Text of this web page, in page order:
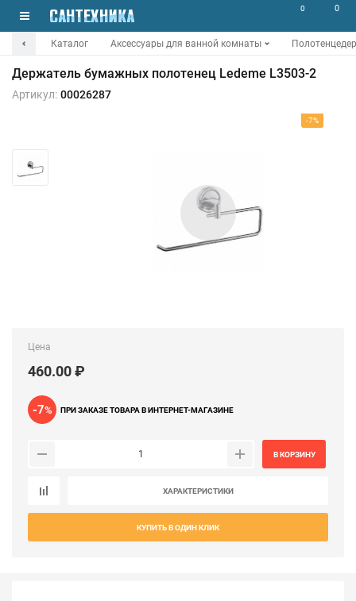
0 0
Каталог Аксессуары для ванной комнаты
Держатель бумажных полотенец Ledeme L3503-2
Артикул: 00026287
-7%
Цена
460.00 ₽
-7% ПРИ ЗАКАЗЕ ТОВАРА В ИНТЕРНЕТ-МАГАЗИНЕ
В КОРЗИНУ
ХАРАКТЕРИСТИКИ
КУПИТЬ В ОДИН КЛИК